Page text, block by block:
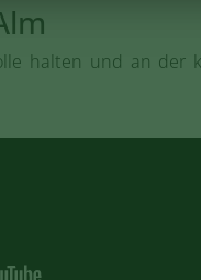
halten und an der